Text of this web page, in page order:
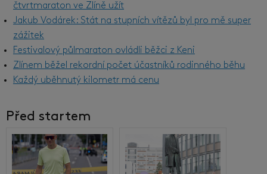
čtvrtmaraton ve Zlíně užít
Jakub Vodárek: Stát na stupních vítězů byl pro mě super
zážitek
Festivalový půlmaraton ovládli běžci z Keni
Zlínem běžel rekordní počet účastníků rodinného běhu
Každý uběhnutý kilometr má cenu
Před startem